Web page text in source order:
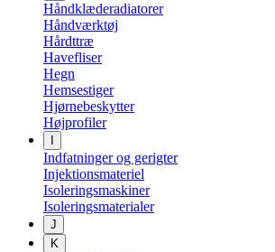
Håndklæderadiatorer
Håndværktøj
Hårdttræ
Havefliser
Hegn
Hemsestiger
Hjørnebeskytter
Højprofiler
Indfatninger og gerigter
Injektionsmateriel
Isoleringsmaskiner
Isoleringsmaterialer
J
K